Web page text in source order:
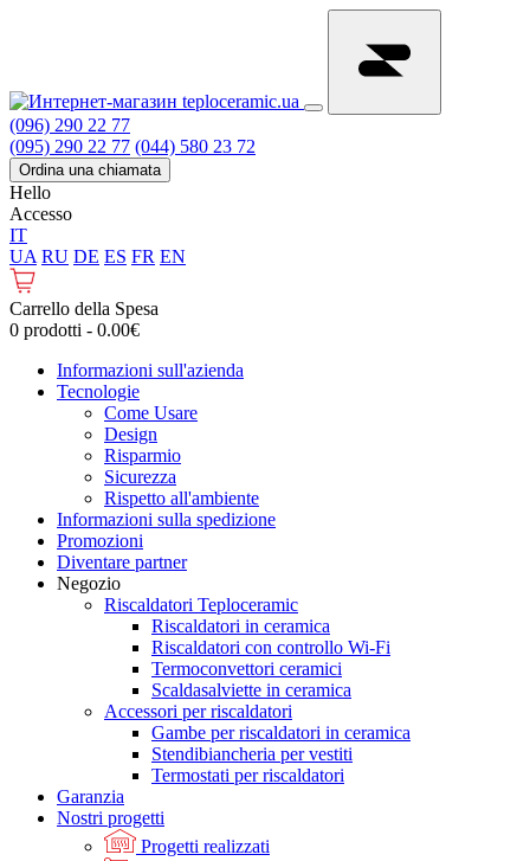
(096) 290 22 77
(095) 290 22 77 (044) 580 23 72
Ordina una chiamata
Hello
Accesso
IT
UA RU DE ES FR EN
Carrello della Spesa
0 prodotti - 0.00€
Informazioni sull'azienda
Tecnologie
Come Usare
Design
Risparmio
Sicurezza
Rispetto all'ambiente
Informazioni sulla spedizione
Promozioni
Diventare partner
Negozio
Riscaldatori Teploceramic
Riscaldatori in ceramica
Riscaldatori con controllo Wi-Fi
Termoconvettori ceramici
Scaldasalviette in ceramica
Accessori per riscaldatori
Gambe per riscaldatori in ceramica
Stendibiancheria per vestiti
Termostati per riscaldatori
Garanzia
Nostri progetti
Progetti realizzati